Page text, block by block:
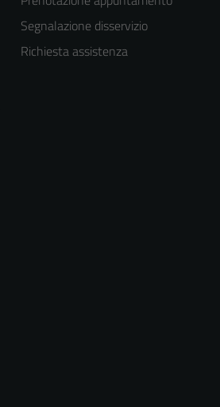
Segnalazione disservizio
Richiesta assistenza